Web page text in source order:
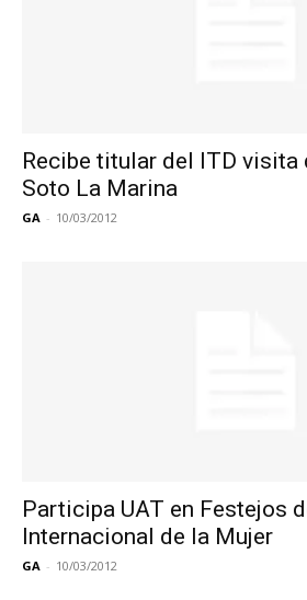
Recibe titular del ITD visita
Soto La Marina
GA - 10/03/2012
Participa UAT en Festejos
Internacional de la Mujer
GA - 10/03/2012